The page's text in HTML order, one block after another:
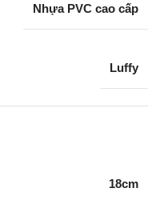
Nhựa PVC cao cấp
Luffy
18cm